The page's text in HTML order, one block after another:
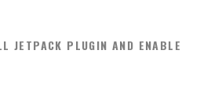
JETPACK PLUGIN AND ENABLE